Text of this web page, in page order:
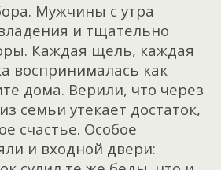
Мужчины с утра
и тщательно
Каждая щель, каждая
воспринималась как
дома. Верили, что через
семьи утекает достаток,
счастье. Особое
и входной двери: